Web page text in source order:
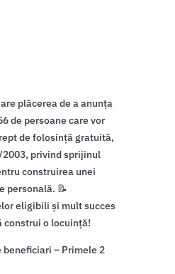
plăcerea de a anunța
de persoane care vor
de folosință gratuită,
2003, privind sprijinul
construirea unei
personală. 📝
eligibili și mult succes
construi o locuință!
beneficiari – Primele 2